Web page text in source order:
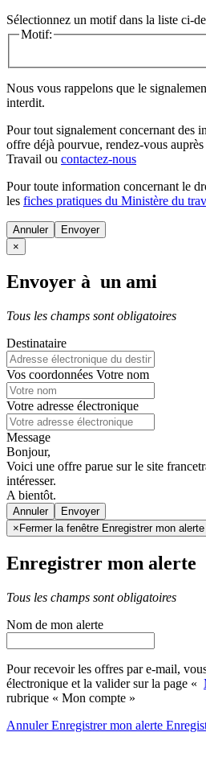
Sélectionnez un motif dans la liste ci-
Motif:
Nous vous rappelons que le
interdit.
Pour tout signalement concernant des
offre déjà pourvue, rendez-vous
Travail ou contactez-nous
Pour toute information concernant le
les fiches pratiques du Ministère du
Annuler
×
Envoyer à un ami
Tous les champs sont obligatoires
Destinataire
Vos coordonnées Votre nom
Votre adresse électronique
Message
Bonjour,
Voici une offre parue sur le site
intéresser.
A bientôt.
Annuler
× Fermer la fenêtre Enregistrer mon alerte
Enregistrer mon alerte
Tous les champs sont obligatoires
Nom de mon alerte
Pour recevoir les offres par e-mail,
électronique et la valider sur la page «
rubrique « Mon compte »
AnnulerEnregistrer mon alerte